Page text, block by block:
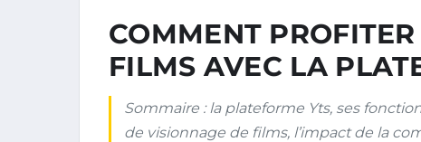
COMMENT
FILMS AVEC LA
Sommaire : la plateforme Yts, ses
de visionnage de films, l’impact de la